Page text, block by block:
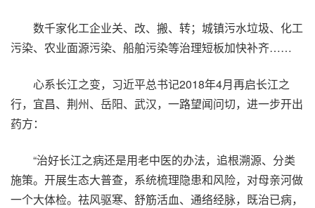
数千家化工企业关、改、搬、转；城镇污水垃圾、化工
污染、农业面源污染、船舶污染等治理短板加快补齐……
心系长江之变，习近平总书记2018年4月再启长江之
行，宜昌、荆州、岳阳、武汉，一路望闻问切，进一步开出
药方：
“治好长江之病还是用老中医的办法，追根溯源、分类
施策。开展生态大普查，系统梳理隐患和风险，对母亲河做
一个大体检。祛风驱寒、舒筋活血、通络经脉，既治已病，